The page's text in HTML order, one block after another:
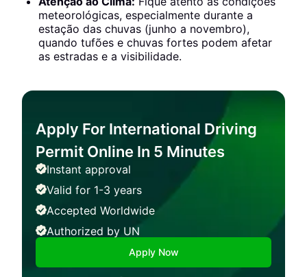
meteorológicas, especialmente durante a
estação das chuvas (junho a novembro),
quando tufões e chuvas fortes podem afetar
as estradas e a visibilidade.
Apply For International Driving
Permit Online In 5 Minutes
Instant approval
Valid for 1-3 years
Accepted Worldwide
Authorized by UN
Apply Now